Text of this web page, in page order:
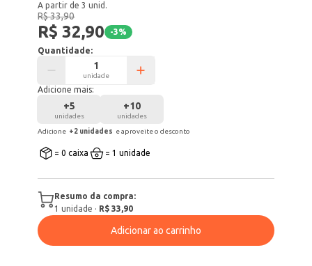
A partir de 3 unid.
R$ 33,90
R$ 32,90 -3%
Quantidade:
unidade
Adicione mais:
+5
unidades
+10
unidades
Adicione +2 unidades e aproveite o desconto
= 0 caixa = 1 unidade
Resumo da compra:
1 unidade · R$ 33,90
Adicionar ao carrinho